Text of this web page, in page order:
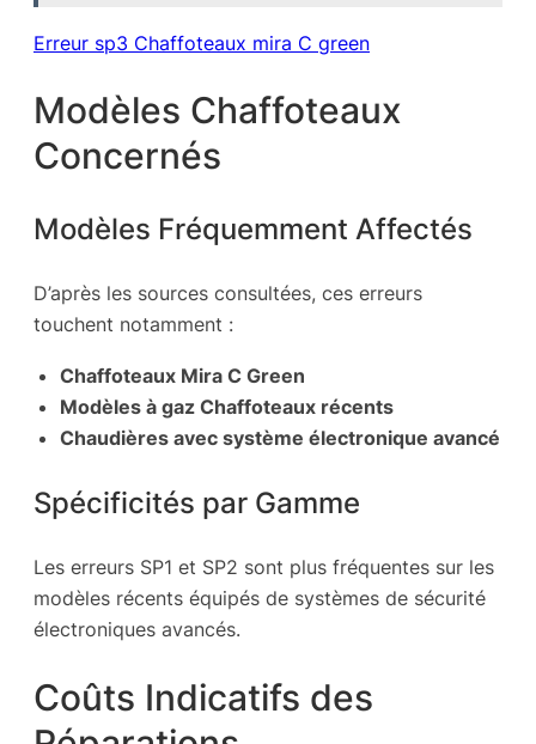
Erreur sp3 Chaffoteaux mira C green
Modèles Chaffoteaux
Concernés
Modèles Fréquemment Affectés
D’après les sources consultées, ces erreurs
touchent notamment :
Chaffoteaux Mira C Green
Modèles à gaz Chaffoteaux récents
Chaudières avec système électronique avancé
Spécificités par Gamme
Les erreurs SP1 et SP2 sont plus fréquentes sur les
modèles récents équipés de systèmes de sécurité
électroniques avancés.
Coûts Indicatifs des